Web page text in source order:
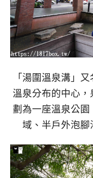
「湯圍溫泉溝」
溫泉分布的中心
劃為一座溫泉公
域、半戶外泡腳